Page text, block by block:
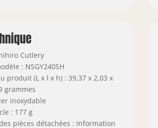
Cutlery
: NSGY240SH
produit (L x l x h) : 39,37 x 2,03 x
grammes
inoxydable
: 177 g
pièces détachées : Information